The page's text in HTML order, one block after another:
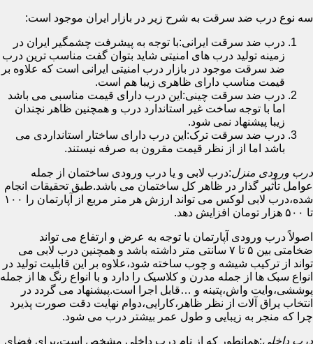
سه نوع درب ضد سرقت به شرح زیر در بازار ایران موجود است:
درب ضد سرقت ایرانی:با توجه به پیشرفت چشمگیر ایران در
زمینه تولید درب های امنیتی شاید بتوان گفت مناسب ترین درب
ضد سرقت موجود در بازار درب امنیتی ایرانی است که علاوه بر
قیمت مناسب دارای ظاهری زیبا هم است.
درب ضد سرقت چینی:این درب دارای قیمت مناسبی می باشد
اما با توجه ساخت غیر استاندارد درب و همچنین ظاهر نچندان
زیبا پیشنهاد نمی شود.
درب ضد سرقت ترک:این درب دارای ساختار استانداردی می
باشد اما از از نظر قیمت مقرون به صرفه نیستند.
درب ورودی منزل:درب لابی و یا درب ورودی ساختمان از جمله
عوامل تأثیر گذار در ظاهر کل ساختمان می باشد.طبق تحقیقات انجام
شده،درب لابی لوکس می تواند ارزش هر متر مربع از آپارتمان را ۱۰۰
تا ۵۰۰ هزار تومان افزایش دهد.
اصولاً درب ورودی آپارتمان با توجه به عرض و ارتفاع می تواند
ضخامتی بین ۵ تا ۷ سانتی متر داشته باشد و همچنین درب لابی می
تواند از ترکیب شیشه و چوب ساخته شود،علاوه بر این قابلیت تولید در
انواع سبک ها از جمله مدرن و کلاسیک را دارد و با انواع رنگ ها از جمله
پوششی،وایت واش،پتینه و …قابل اجرا است.پیشنهاد می گردد در
انتخاب یراق آلات از نظر ظاهر،کارایی،دوام نهایت دقت صورت پذیرد
چرا که منجر به زیبایی و طول عمر بیشتر درب می شود.
درب داخلی:همانطور که از نام درب داخلی مشخص است،برای فضای